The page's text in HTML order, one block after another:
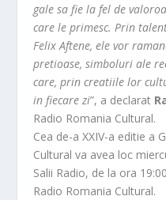
gale sa fie la fel de
care le primesc. Prin
Felix Aftene, ele vor
pretioase, simboluri ale
care, prin creatiile lor
in fiecare zi”, a declarat
Radio Romania Cultural.
Cea de-a XXIV-a editie a
Cultural va avea loc
Salii Radio, de la ora
Radio Romania Cultural.